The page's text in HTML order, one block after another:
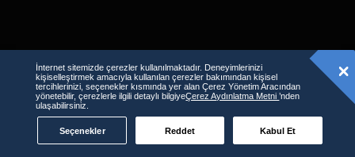
İnternet sitemizde çerezler kullanılmaktadır. Deneyimlerinizi
kişiselleştirmek amacıyla kullanılan çerezler bakımından kişisel
tercihlerinizi, seçenekler kısmında yer alan Çerez Yönetim Aracından
yönetebilir, çerezlerle ilgili detaylı bilgiyeÇerez Aydınlatma Metni’nden
ulaşabilirsiniz.
Seçenekler Reddet Kabul Et